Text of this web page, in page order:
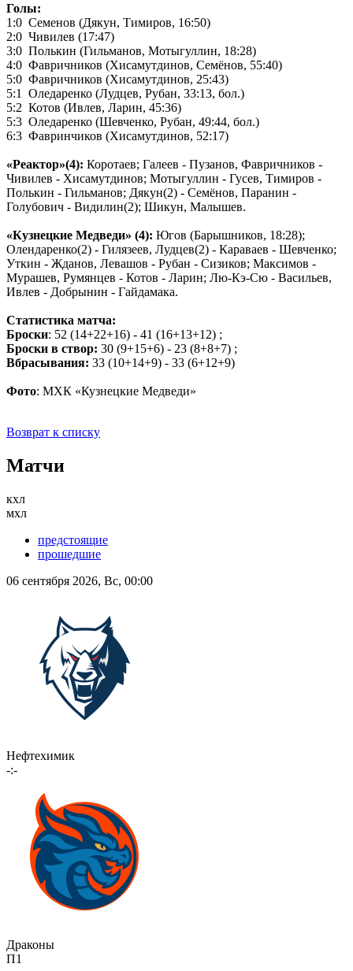
Голы:
1:0 Семенов (Дякун, Тимиров, 16:50)
2:0 Чивилев (17:47)
3:0 Полькин (Гильманов, Мотыгуллин, 18:28)
4:0 Фавричников (Хисамутдинов, Семёнов, 55:40)
5:0 Фавричников (Хисамутдинов, 25:43)
5:1 Оледаренко (Лудцев, Рубан, 33:13, бол.)
5:2 Котов (Ивлев, Ларин, 45:36)
5:3 Оледаренко (Шевченко, Рубан, 49:44, бол.)
6:3 Фавринчиков (Хисамутдинов, 52:17)
«Реактор»(4): Коротаев; Галеев - Пузанов, Фавричников -
Чивилев - Хисамутдинов; Мотыгуллин - Гусев, Тимиров -
Полькин - Гильманов; Дякун(2) - Семёнов, Паранин -
Голубович - Видилин(2); Шикун, Малышев.
«Кузнецкие Медведи» (4): Югов (Барышников, 18:28);
Олендаренко(2) - Гилязеев, Лудцев(2) - Караваев - Шевченко;
Уткин - Жданов, Левашов - Рубан - Сизиков; Максимов -
Мурашев, Румянцев - Котов - Ларин; Лю-Кэ-Сю - Васильев,
Ивлев - Добрынин - Гайдамака.
Статистика матча:
Броски: 52 (14+22+16) - 41 (16+13+12) ;
Броски в створ: 30 (9+15+6) - 23 (8+8+7) ;
Вбрасывания: 33 (10+14+9) - 33 (6+12+9)
Фото: МХК «Кузнецкие Медведи»
Возврат к списку
Матчи
кхл
мхл
предстоящие
прошедшие
06 сентября 2026, Вс, 00:00
Нефтехимик
-:-
Драконы
П1